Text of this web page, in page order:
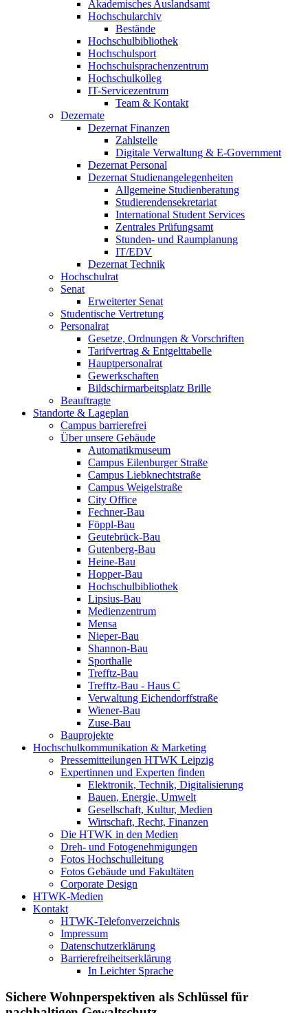
Akademisches Auslandsamt
Hochschularchiv
Bestände
Hochschulbibliothek
Hochschulsport
Hochschulsprachenzentrum
Hochschulkolleg
IT-Servicezentrum
Team & Kontakt
Dezernate
Dezernat Finanzen
Zahlstelle
Digitale Verwaltung & E-Government
Dezernat Personal
Dezernat Studienangelegenheiten
Allgemeine Studienberatung
Studierendensekretariat
International Student Services
Zentrales Prüfungsamt
Stunden- und Raumplanung
IT/EDV
Dezernat Technik
Hochschulrat
Senat
Erweiterter Senat
Studentische Vertretung
Personalrat
Gesetze, Ordnungen & Vorschriften
Tarifvertrag & Entgelttabelle
Hauptpersonalrat
Gewerkschaften
Bildschirmarbeitsplatz Brille
Beauftragte
Standorte & Lageplan
Campus barrierefrei
Über unsere Gebäude
Automatikmuseum
Campus Eilenburger Straße
Campus Liebknechtstraße
Campus Weigelstraße
City Office
Fechner-Bau
Föppl-Bau
Geutebrück-Bau
Gutenberg-Bau
Heine-Bau
Hopper-Bau
Hochschulbibliothek
Lipsius-Bau
Medienzentrum
Mensa
Nieper-Bau
Shannon-Bau
Sporthalle
Trefftz-Bau
Trefftz-Bau - Haus C
Verwaltung Eichendorffstraße
Wiener-Bau
Zuse-Bau
Bauprojekte
Hochschulkommunikation & Marketing
Pressemitteilungen HTWK Leipzig
Expertinnen und Experten finden
Elektronik, Technik, Digitalisierung
Bauen, Energie, Umwelt
Gesellschaft, Kultur, Medien
Wirtschaft, Recht, Finanzen
Die HTWK in den Medien
Dreh- und Fotogenehmigungen
Fotos Hochschulleitung
Fotos Gebäude und Fakultäten
Corporate Design
HTWK-Medien
Kontakt
HTWK-Telefonverzeichnis
Impressum
Datenschutzerklärung
Barrierefreiheitserklärung
In Leichter Sprache
Sichere Wohnperspektiven als Schlüssel für